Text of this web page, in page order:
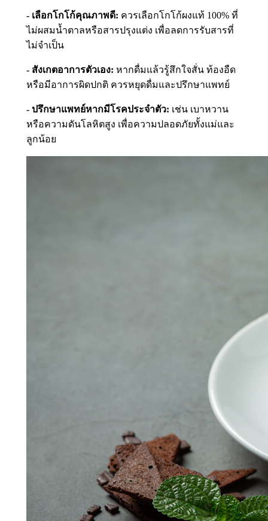
- เลือกโกโก้คุณภาพดี: ควรเลือกโกโก้ผงแท้ 100% ที่
ไม่ผสมน้ำตาลหรือสารปรุงแต่ง เพื่อลดการรับสารที่
ไม่จำเป็น
- สังเกตอาการตัวเอง: หากดื่มแล้วรู้สึกใจสั่น ท้องอืด
หรือมีอาการผิดปกติ ควรหยุดดื่มและปรึกษาแพทย์
- ปรึกษาแพทย์หากมีโรคประจำตัว: เช่น เบาหวาน
หรือความดันโลหิตสูง เพื่อความปลอดภัยทั้งแม่และ
ลูกน้อย